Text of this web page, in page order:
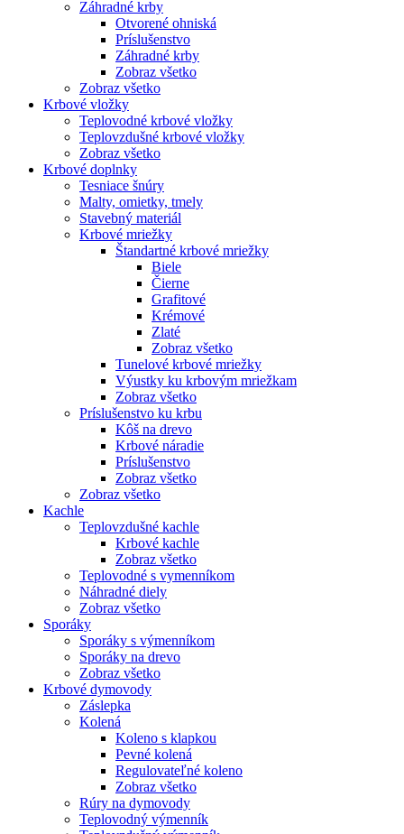
Záhradné krby
Otvorené ohniská
Príslušenstvo
Záhradné krby
Zobraz všetko
Zobraz všetko
Krbové vložky
Teplovodné krbové vložky
Teplovzdušné krbové vložky
Zobraz všetko
Krbové doplnky
Tesniace šnúry
Malty, omietky, tmely
Stavebný materiál
Krbové mriežky
Štandartné krbové mriežky
Biele
Čierne
Grafitové
Krémové
Zlaté
Zobraz všetko
Tunelové krbové mriežky
Výustky ku krbovým mriežkam
Zobraz všetko
Príslušenstvo ku krbu
Kôš na drevo
Krbové náradie
Príslušenstvo
Zobraz všetko
Zobraz všetko
Kachle
Teplovzdušné kachle
Krbové kachle
Zobraz všetko
Teplovodné s vymenníkom
Náhradné diely
Zobraz všetko
Sporáky
Sporáky s výmenníkom
Sporáky na drevo
Zobraz všetko
Krbové dymovody
Záslepka
Kolená
Koleno s klapkou
Pevné kolená
Regulovateľné koleno
Zobraz všetko
Rúry na dymovody
Teplovodný výmenník